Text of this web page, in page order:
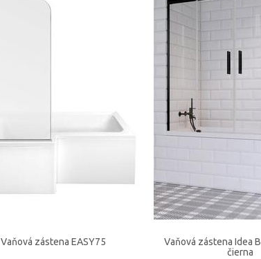
Vaňová zástena EASY75
Vaňová zástena Idea
čierna